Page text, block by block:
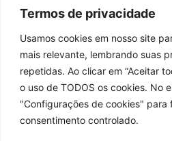
Termos de privacidade
Usamos cookies em nosso site
mais relevante, lembrando suas
repetidas. Ao clicar em “Aceitar
o uso de TODOS os cookies. No
"Configurações de cookies" para
consentimento controlado.
Receitas e Despesas
Fale Conosco
ADMINISTRAÇÃO
Webmail